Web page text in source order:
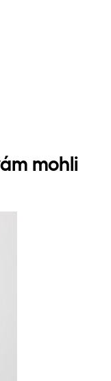
mohli